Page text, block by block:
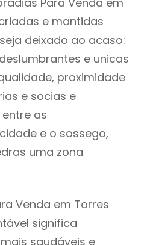
e mantidas
deixado ao acaso:
e unicas
proximidade
e socias e
as
e o sossego,
uma zona
Venda em Torres
significa
saudáveis e